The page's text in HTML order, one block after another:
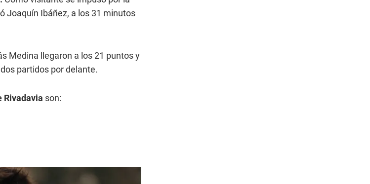
Joaquín Ibáñez, a los 31 minutos
Medina llegaron a los 21 puntos y
partidos por delante.
Rivadavia son: